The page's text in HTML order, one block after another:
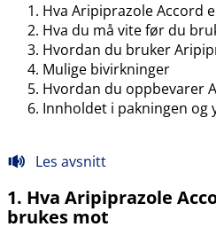
Hva Aripiprazole Accord
Hva du må vite før du
Hvordan du bruker
Mulige bivirkninger
Hvordan du oppbevarer
Innholdet i pakningen
Les avsnitt
1. Hva Aripiprazole
brukes mot